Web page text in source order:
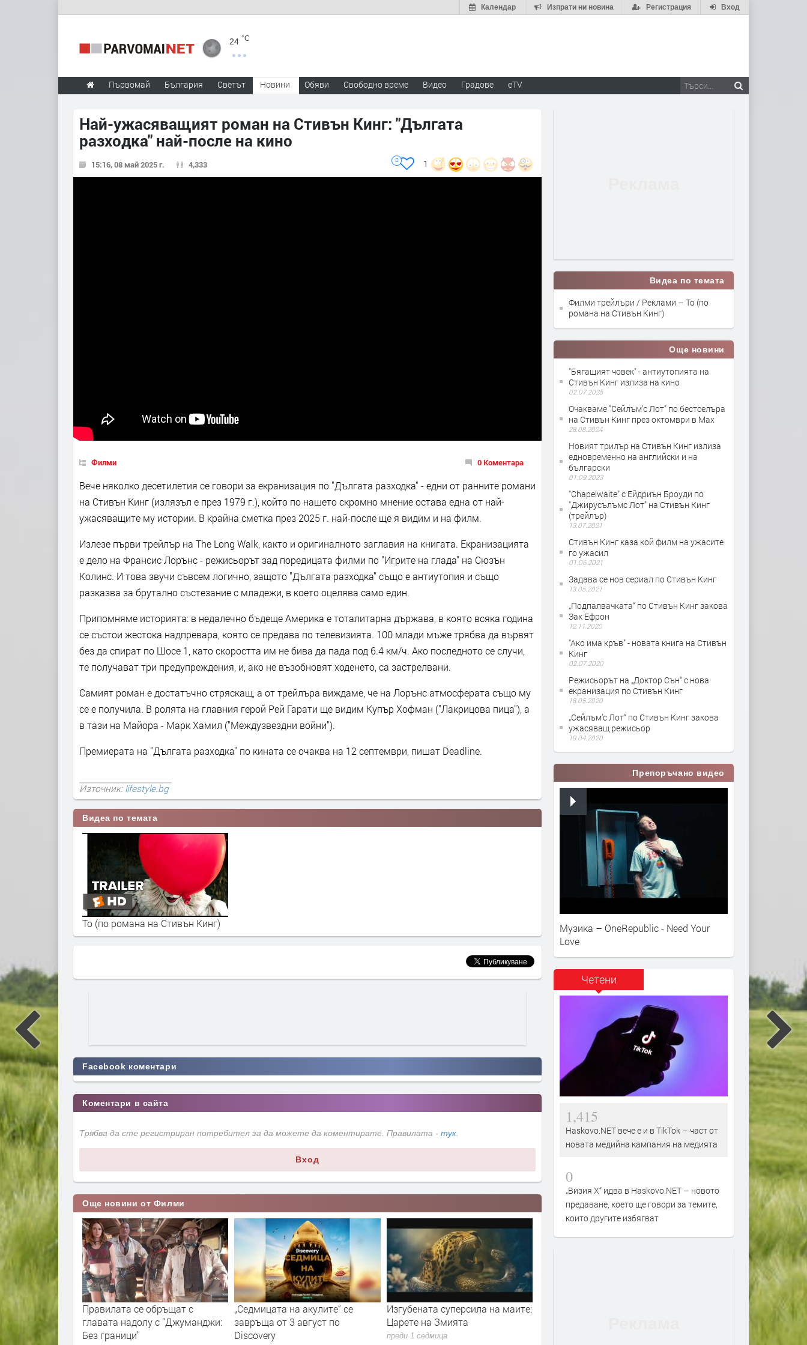
Вход
Регистрация
Изпрати ни новина
Календар
24 °C
Първомай България Светът Новини Обяви Свободно време Видео Градове eTV
Най-ужасяващият роман на Стивън Кинг: "Дългата
разходка" най-после на кино
15:16, 08 май 2025 г. 4,333 1
0
Филми 0 Коментара
Вече няколко десетилетия се говори за екранизация по "Дългата разходка" - едни от ранните романи
на Стивън Кинг (излязъл е през 1979 г.), който по нашето скромно мнение остава една от най-
ужасяващите му истории. В крайна сметка през 2025 г. най-после ще я видим и на филм.
Излезе първи трейлър на The Long Walk, както и оригиналното заглавия на книгата. Екранизацията
е дело на Франсис Лорънс - режисьорът зад поредицата филми по "Игрите на глада" на Сюзън
Колинс. И това звучи съвсем логично, защото "Дългата разходка" също е антиутопия и също
разказва за брутално състезание с младежи, в което оцелява само един.
Припомняме историята: в недалечно бъдеще Америка е тоталитарна държава, в която всяка година
се състои жестока надпревара, която се предава по телевизията. 100 млади мъже трябва да вървят
без да спират по Шосе 1, като скоростта им не бива да пада под 6.4 км/ч. Ако последното се случи,
те получават три предупреждения, и, ако не възобновят ходенето, са застрелвани.
Самият роман е достатъчно стряскащ, а от трейлъра виждаме, че на Лорънс атмосферата също му
се е получила. В ролята на главния герой Рей Гарати ще видим Купър Хофман ("Лакрицова пица"), а
в тази на Майора - Марк Хамил ("Междузвездни войни").
Премиерата на "Дългата разходка" по кината се очаква на 12 септември, пишат Deadline.
Източник:lifestyle.bg
Видеа по темата
То (по романа на Стивън Кинг)
Facebook коментари
Коментари в сайта
Трябва да сте регистриран потребител за да можете да коментирате. Правилата - тук.
Вход
Още новини от Филми
на Discovery
Правилата се обръщат с
главата надолу с "Джуманджи:
Без граници"
„Седмицата на акулите“ се
завръща от 3 август по
Discovery
Изгубената суперсила на маите:
Царете на Змията
преди 1 седмица
Сезон на кралските
Маите: войната на петте
кралства по VIASAT
Видеа по темата
Филми трейлъри / Реклами – То (по
романа на Стивън Кинг)
Още новини
"Бягащият човек" - антиутопията на
Стивън Кинг излиза на кино
02.07.2025
Очакваме "Сейлъм’с Лот" по бестселъра
на Стивън Кинг през октомври в Max
28.08.2024
Новият трилър на Стивън Кинг излиза
едновременно на английски и на
български
01.09.2023
"Chapelwaite" с Ейдриън Броуди по
"Джирусълъмс Лот" на Стивън Кинг
(трейлър)
13.07.2021
Стивън Кинг каза кой филм на ужасите
го ужасил
01.06.2021
Задава се нов сериал по Стивън Кинг
13.05.2021
„Подпалвачката“ по Стивън Кинг закова
Зак Ефрон
12.11.2020
"Ако има кръв" - новата книга на Стивън
Кинг
02.07.2020
Режисьорът на „Доктор Сън“ с нова
екранизация по Стивън Кинг
18.05.2020
„Сейлъм’с Лот“ по Стивън Кинг закова
ужасяващ режисьор
19.04.2020
Препоръчано видео
Музика – OneRepublic - Need Your
Love
Четени
1,415
Haskovo.NET вече е и в TikTok – част от
новата медийна кампания на медията
0
„Визия Х“ идва в Haskovo.NET – новото
предаване, което ще говори за темите,
които другите избягват